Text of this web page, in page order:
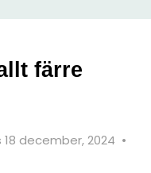
färre
december, 2024 •